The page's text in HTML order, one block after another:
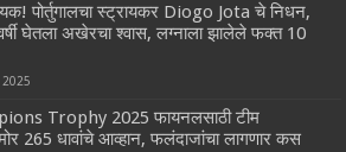
पोर्तुगालचा स्ट्रायकर Diogo Jota चे निधन,
घेतला अखेरचा श्वास, लग्नाला झालेले फक्त 10
2025
Trophy 2025 फायनलसाठी टीम
265 धावांचे आव्हान, फलंदाजांचा लागणार कस